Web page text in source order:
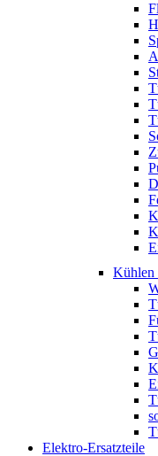
Kühlen
Elektro-Ersatzteile